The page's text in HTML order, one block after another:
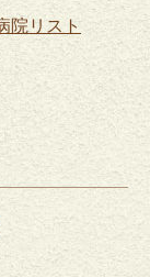
院リスト